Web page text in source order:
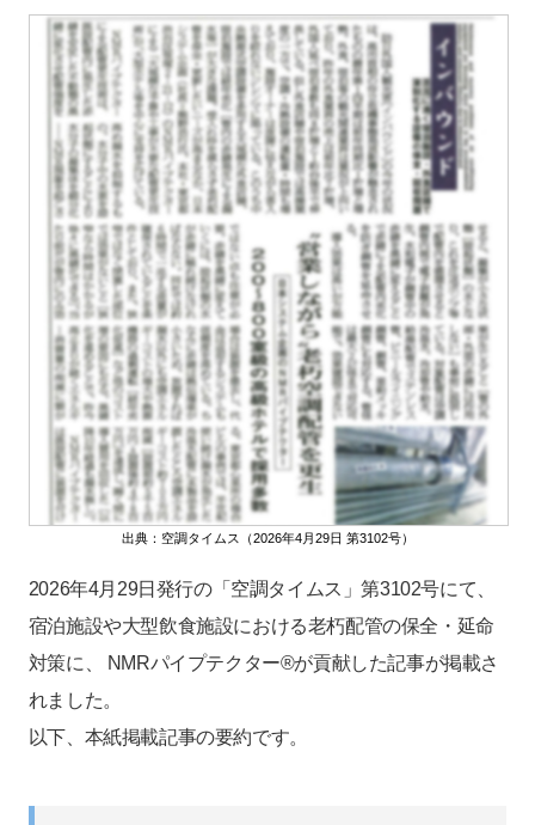
出典：空調タイムス（2026年4月29日 第3102号）
2026年4月29日発行の「空調タイムス」第3102号にて、
宿泊施設や大型飲食施設における老朽配管の保全・延命
対策に、 NMRパイプテクター®が貢献した記事が掲載さ
れました。
以下、本紙掲載記事の要約です。